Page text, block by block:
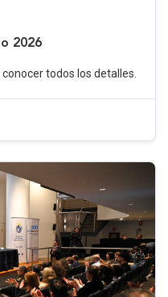
2026
todos los detalles.